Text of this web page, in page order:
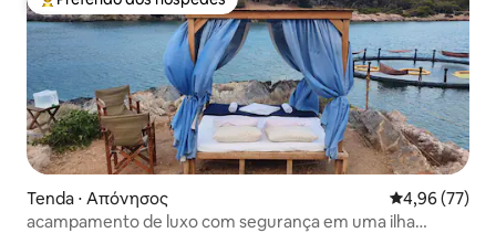
Entre os melhores preferidos dos hóspedes
Tenda ⋅ Απόνησος 4,96 de uma
4,96 (77)
acampamento de luxo com segurança em uma ilha